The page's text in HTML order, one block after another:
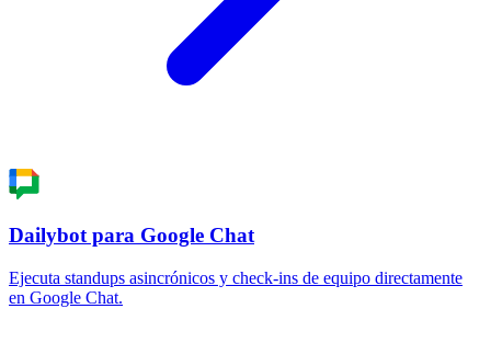
Dailybot para Google Chat
Ejecuta standups asincrónicos y check-ins de equipo directamente
en Google Chat.